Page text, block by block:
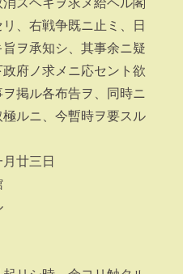
、右戦争既ニ止ミ、日
ヲ承知シ、其事余ニ疑
府ノ求メニ応セント欲
掲ル各布告ヲ、同時ニ
ルニ、今暫時ヲ要スル
廿三日